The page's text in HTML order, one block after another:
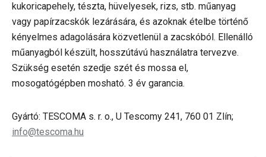
kukoricapehely, tészta, hüvelyesek, rizs, stb. műanyag
vagy papírzacskók lezárására, és azoknak ételbe történő
kényelmes adagolására közvetlenül a zacskóból. Ellenálló
műanyagból készült, hosszútávú használatra tervezve.
Szükség esetén szedje szét és mossa el,
mosogatógépben mosható. 3 év garancia.
Gyártó: TESCOMA s. r. o., U Tescomy 241, 760 01 Zlín;
info@tescoma.hu